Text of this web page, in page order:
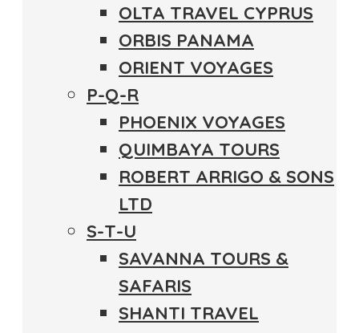
OLTA TRAVEL CYPRUS
ORBIS PANAMA
ORIENT VOYAGES
P-Q-R
PHOENIX VOYAGES
QUIMBAYA TOURS
ROBERT ARRIGO & SONS
LTD
S-T-U
SAVANNA TOURS &
SAFARIS
SHANTI TRAVEL